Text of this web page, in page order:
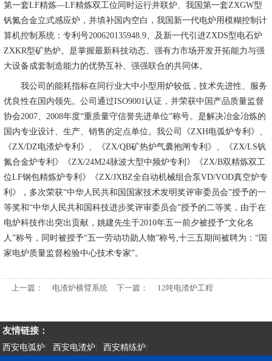
第一套LF精炼—LF精炼双工位同时运行并联炉、我国第一套ZXGW型
钒氮合金立式感应炉，并填补国内空白，我国新一代电炉用模糊控制计
算机控制系统：专利号200620135948.9、及新一代引进ZXDS型电石炉
ZXKR型矿热炉。是掌握最新科技动态、强有力市场开发开拓能力与强
大设备成套制造能力的优势互补、强强联合的共同体。
我公司的能耗指标在同行业大中小型用炉较低，技术先进性、服务
优良性在国内领先。公司通过ISO9001认证，并荣获中国产品质量监督
协会2007、2008年度“重质量守信誉先进单位”称号。是解决冶金冶炼的
国内专业设计、生产、销售的定点单位。我公司《ZXH电弧炉专利》、
《ZX/DZ电渣炉专利》、《ZX/QB矿热炉气囊抱闸专利》、《ZX/LS钒
氮合金炉专利》《ZX/24M24脉波大型中频炉专利》《ZX/B双精炼双工
位LF钢包精炼炉专利》《ZX/JXBZ全自动机械组合泵VD/VOD真空炉专
利》，多次荣获“中华人民共和国国家技术发明奖评审委员会”授予的一
等奖和“中华人民共和国科技进步奖评审委员会”授予的二等奖，由于在
电炉科技作出突出贡献，姚建先生于2010年五一前夕被授予“文化名
人”称号，同时被授予“五一劳动功勋人物”称号,十三五期间被聘为：“国
家电炉质量监督检验中心技术专家”。
上一篇： 电渣炉横臂系统 下一篇： 12吨电渣炉工程
友情链接：
西安电弧炉 西安电渣炉 西安精练炉